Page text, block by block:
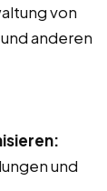
von
anderen
und